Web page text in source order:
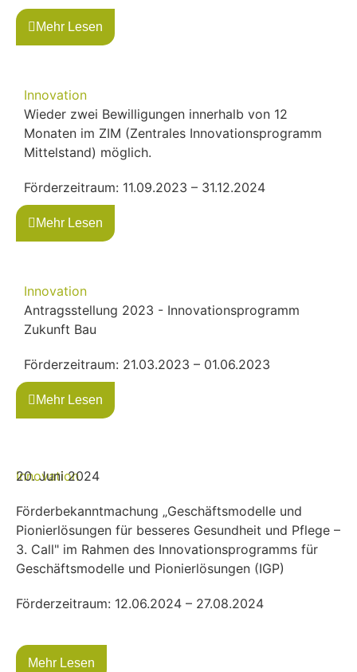
Mehr Lesen
Innovation
Wieder zwei Bewilligungen innerhalb von 12
Monaten im ZIM (Zentrales Innovationsprogramm
Mittelstand) möglich.
Förderzeitraum: 11.09.2023 – 31.12.2024
Mehr Lesen
Innovation
Antragsstellung 2023 - Innovationsprogramm
Zukunft Bau
Förderzeitraum: 21.03.2023 – 01.06.2023
Mehr Lesen
Innovation
20. Juni 2024
Förderbekanntmachung „Geschäftsmodelle und
Pionierlösungen für besseres Gesundheit und Pflege –
3. Call" im Rahmen des Innovationsprogramms für
Geschäftsmodelle und Pionierlösungen (IGP)
Förderzeitraum: 12.06.2024 – 27.08.2024
Mehr Lesen